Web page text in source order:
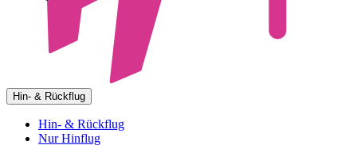
Hin- & Rückflug
Hin- & Rückflug
Nur Hinflug